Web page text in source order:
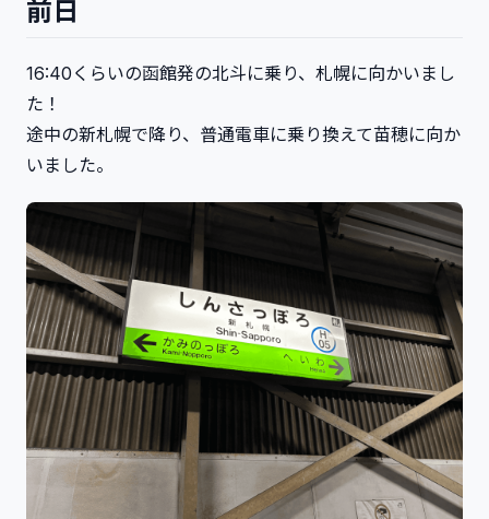
前日
16:40くらいの函館発の北斗に乗り、札幌に向かいまし
た！
途中の新札幌で降り、普通電車に乗り換えて苗穂に向か
いました。